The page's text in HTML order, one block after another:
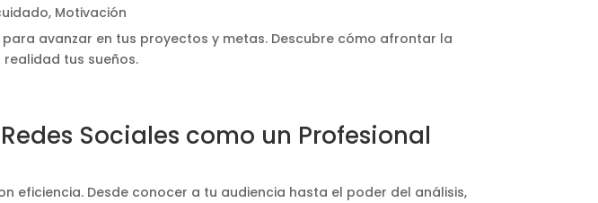
, Motivación
avanzar en tus proyectos y metas. Descubre cómo afrontar la
tus sueños.
Sociales como un Profesional
eficiencia. Desde conocer a tu audiencia hasta el poder del análisis,